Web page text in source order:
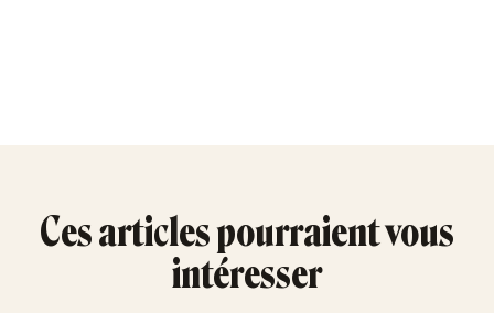
Ces articles pourraient vous
intéresser